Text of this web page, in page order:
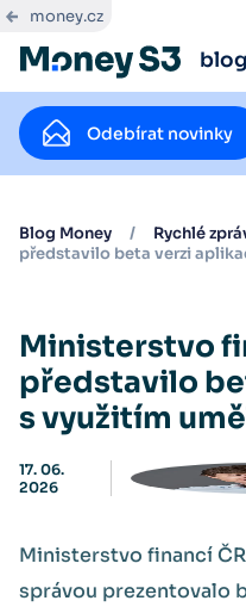
money.cz
Odebírat novinky
Blog Money / Rychlé
představilo beta verzi
Ministerstvo
představilo
s využitím
17. 06.
2026
Ministerstvo financí
správou prezentovalo